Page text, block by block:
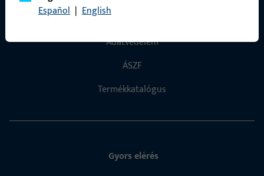
Español | EnglishImpresszum
Adatvédelem
ÁSZF
Termékkatalógus
Gyors elérés